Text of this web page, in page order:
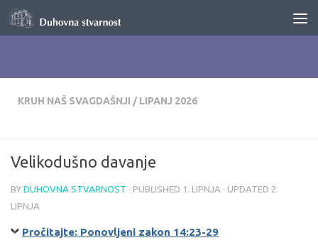
Skip to content
KRUH NAŠ SVAGDAŠNJI / LIPANJ 2026
Velikodušno davanje
BY DUHOVNA STVARNOST · PUBLISHED 1. LIPNJA · UPDATED 2.
LIPNJA
Pročitajte: Ponovljeni zakon 14:23-29